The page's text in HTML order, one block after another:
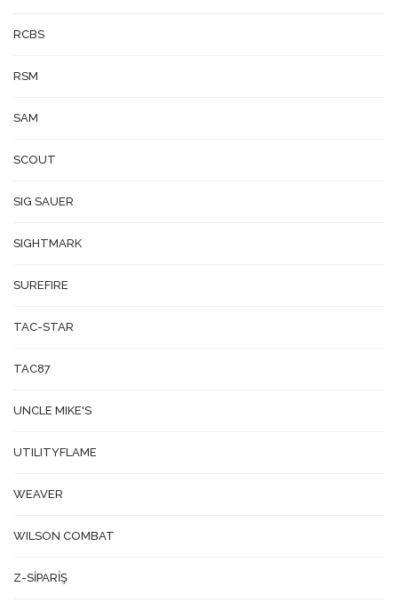
RCBS
RSM
SAM
SCOUT
SIG SAUER
SIGHTMARK
SUREFIRE
TAC-STAR
TAC87
UNCLE MIKE'S
UTILITYFLAME
WEAVER
WILSON COMBAT
Z-SİPARİŞ